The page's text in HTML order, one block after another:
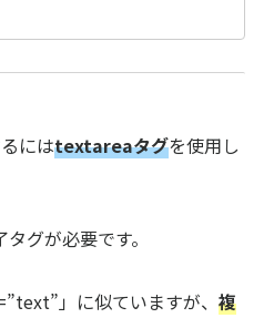
にはtextareaタグを使用し
グが必要です。
」に似ていますが、 複